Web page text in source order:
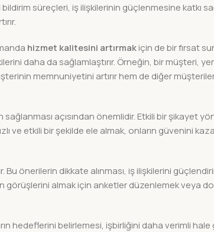
süreçleri, iş ilişkilerinin güçlenmesine katkı
hizmet kalitesini artırmakiçin de bir fırsat
daha da sağlamlaştırır. Örneğin, bir müşteri,
memnuniyetini artırır hem de diğer
açısından önemlidir. Etkili bir şikayet
ve etkili bir şekilde ele almak, onların güvenini
önerilerin dikkate alınması, iş ilişkilerini
görüşlerini almak için anketler düzenlemek veya
hedeflerini belirlemesi, işbirliğini daha verimli hale